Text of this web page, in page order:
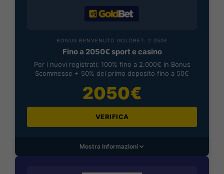
BONUS BENVENUTO GOLDBET: 2.050€
Fino a 2050€ sport e casino
Per i nuovi registrati: 100% fino a 2.000€ in Bonus
Scommesse + 50% del primo deposito fino a 50€
2050€
VERIFICA
Mostra Informazioni